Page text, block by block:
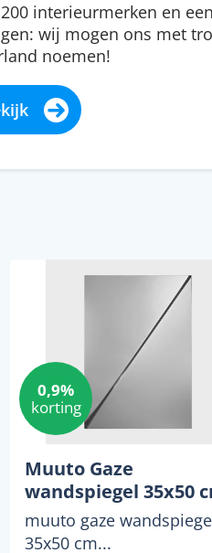
interieurmerken en
wij mogen ons met
noemen!
0,9%
korting
Muuto Gaze
wandspiegel 35x50
muuto gaze
35x50 cm...